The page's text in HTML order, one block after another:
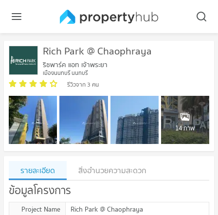
Rich Park @ Chaophraya
ริชพาร์ค แอท เจ้าพระยา
เมืองนนทบุรี นนทบุรี
รีวิวจาก 3 คน
14 ภาพ
รายละเอียด สิ่งอำนวยความสะดวก
ข้อมูลโครงการ
Project Name Rich Park @ Chaophraya